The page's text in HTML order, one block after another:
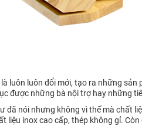
luôn luôn đổi mới, tạo ra những
được những bà nội trợ hay những
đã nói nhưng không vì thế mà chất
liệu inox cao cấp, thép không gỉ.